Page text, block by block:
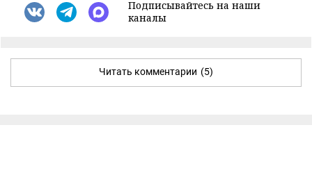
Подписывайтесь на наши
каналы
Читать комментарии (5)